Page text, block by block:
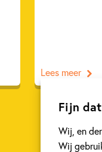
Fijn
Wij, en
Wij
Lees meer